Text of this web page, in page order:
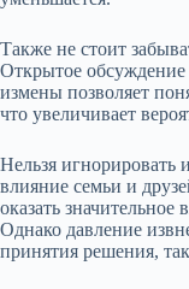
Также не стоит
Открытое обсуждение
измены позволяет
что увеличивает
Нельзя игнорировать
влияние семьи и
оказать
Однако давление
принятия решения,